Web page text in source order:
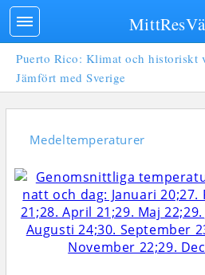
Puerto Rico: Klimat och historiskt
Jämfört med Sverige
Medeltemperaturer